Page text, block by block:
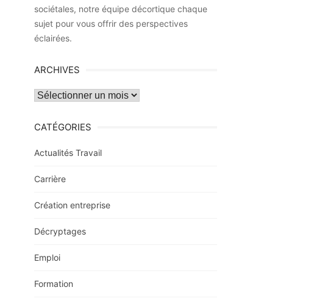
sociétales, notre équipe décortique chaque
sujet pour vous offrir des perspectives
éclairées.
ARCHIVES
Archives
CATÉGORIES
Actualités Travail
Carrière
Création entreprise
Décryptages
Emploi
Formation